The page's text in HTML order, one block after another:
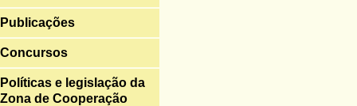
Publicações
Concursos
Políticas e legislação da
Zona de Cooperação